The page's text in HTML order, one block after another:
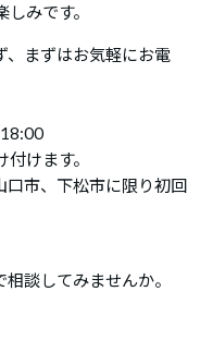
みです。
、まずはお気軽にお電
けます。
口市、下松市に限り初回
談してみませんか。